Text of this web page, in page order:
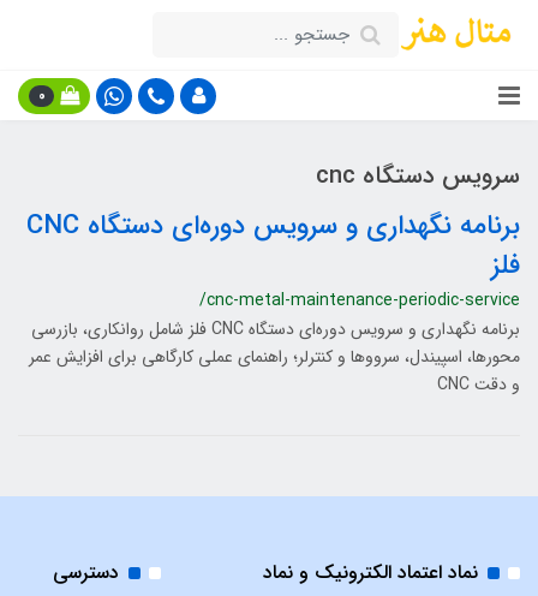
0
سرویس دستگاه cnc
برنامه نگهداری و سرویس دوره‌ای دستگاه CNC
فلز
/cnc-metal-maintenance-periodic-service
برنامه نگهداری و سرویس دوره‌ای دستگاه CNC فلز شامل روانکاری، بازرسی
محورها، اسپیندل، سرووها و کنترلر؛ راهنمای عملی کارگاهی برای افزایش عمر
و دقت CNC
نماد اعتماد الکترونیک و نماد
دسترسی